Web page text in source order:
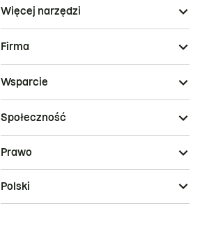
Więcej narzędzi
Firma
Wsparcie
Społeczność
Prawo
Polski